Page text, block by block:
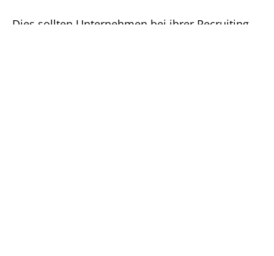
Dies sollten Unternehmen bei ihrer Recruiting-